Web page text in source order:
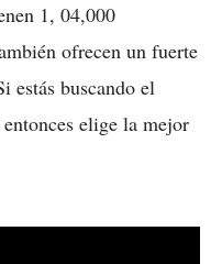
1, 04,000
ofrecen un fuerte
estás buscando el
entonces elige la mejor